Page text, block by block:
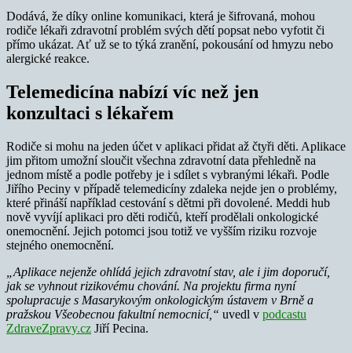
Dodává, že díky online komunikaci, která je šifrovaná, mohou
rodiče lékaři zdravotní problém svých dětí popsat nebo vyfotit či
přímo ukázat. Ať už se to týká zranění, pokousání od hmyzu nebo
alergické reakce.
Telemedicína nabízí víc než jen
konzultaci s lékařem
Rodiče si mohu na jeden účet v aplikaci přidat až čtyři děti. Aplikace
jim přitom umožní sloučit všechna zdravotní data přehledně na
jednom místě a podle potřeby je i sdílet s vybranými lékaři. Podle
Jiřího Peciny v případě telemedicíny zdaleka nejde jen o problémy,
které přináší například cestování s dětmi při dovolené. Meddi hub
nově vyvíjí aplikaci pro děti rodičů, kteří prodělali onkologické
onemocnění. Jejich potomci jsou totiž ve vyšším riziku rozvoje
stejného onemocnění.
„Aplikace nejenže ohlídá jejich zdravotní stav, ale i jim doporučí,
jak se vyhnout rizikovému chování. Na projektu firma nyní
spolupracuje s Masarykovým onkologickým ústavem v Brně a
pražskou Všeobecnou fakultní nemocnicí,“ uvedl v podcastu
ZdraveZpravy.cz Jiří Pecina.